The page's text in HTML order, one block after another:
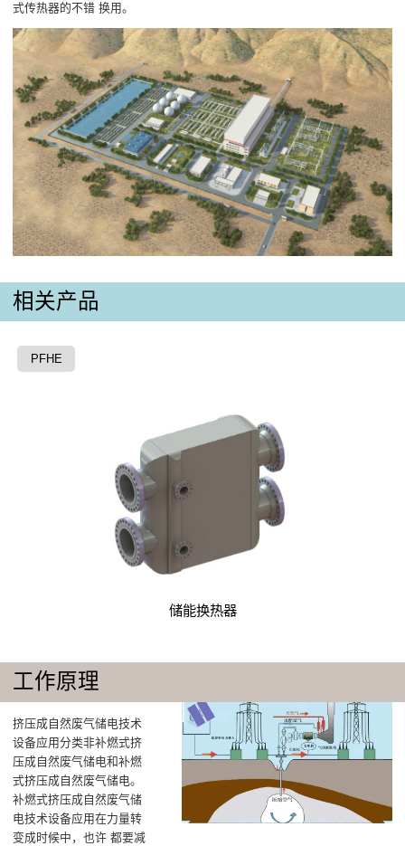
式传热器的不错 换用。
相关产品
PFHE
储能换热器
工作原理
挤压成自然废气储电技术
设备应用分类非补燃式挤
压成自然废气储电和补燃
式挤压成自然废气储电。
补燃式挤压成自然废气储
电技术设备应用在力量转
变成时候中，也许 都要减